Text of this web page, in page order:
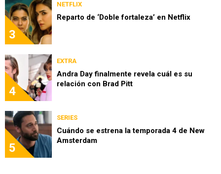
3
NETFLIX
Reparto de ‘Doble fortaleza’ en Netflix
4
EXTRA
Andra Day finalmente revela cuál es su
relación con Brad Pitt
5
SERIES
Cuándo se estrena la temporada 4 de New
Amsterdam